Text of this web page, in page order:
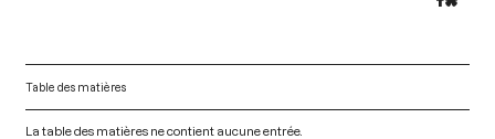
Table des matières
La table des matières ne contient aucune entrée.